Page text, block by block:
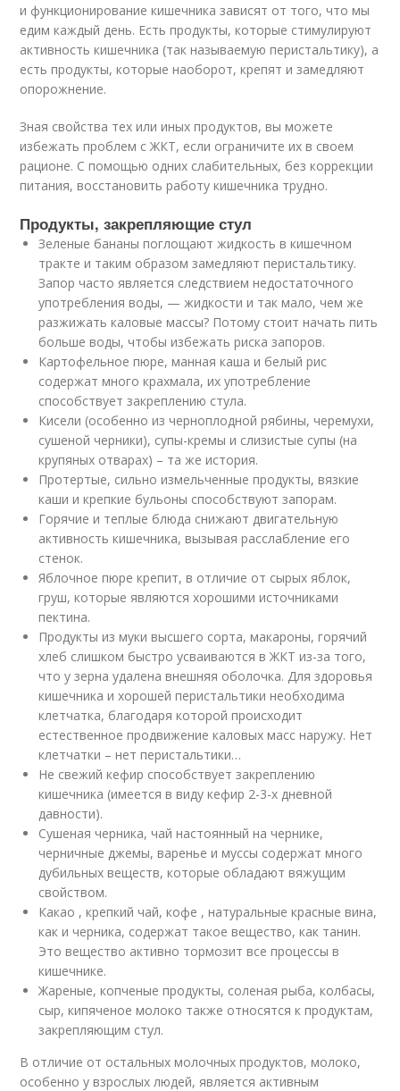
и функционирование кишечника зависят от того, что мы
едим каждый день. Есть продукты, которые стимулируют
активность кишечника (так называемую перистальтику), а
есть продукты, которые наоборот, крепят и замедляют
опорожнение.
Зная свойства тех или иных продуктов, вы можете
избежать проблем с ЖКТ, если ограничите их в своем
рационе. С помощью одних слабительных, без коррекции
питания, восстановить работу кишечника трудно.
Продукты, закрепляющие стул
Зеленые бананы поглощают жидкость в кишечном
тракте и таким образом замедляют перистальтику.
Запор часто является следствием недостаточного
употребления воды, — жидкости и так мало, чем же
разжижать каловые массы? Потому стоит начать пить
больше воды, чтобы избежать риска запоров.
Картофельное пюре, манная каша и белый рис
содержат много крахмала, их употребление
способствует закреплению стула.
Кисели (особенно из черноплодной рябины, черемухи,
сушеной черники), супы-кремы и слизистые супы (на
крупяных отварах) – та же история.
Протертые, сильно измельченные продукты, вязкие
каши и крепкие бульоны способствуют запорам.
Горячие и теплые блюда снижают двигательную
активность кишечника, вызывая расслабление его
стенок.
Яблочное пюре крепит, в отличие от сырых яблок,
груш, которые являются хорошими источниками
пектина.
Продукты из муки высшего сорта, макароны, горячий
хлеб слишком быстро усваиваются в ЖКТ из-за того,
что у зерна удалена внешняя оболочка. Для здоровья
кишечника и хорошей перистальтики необходима
клетчатка, благодаря которой происходит
естественное продвижение каловых масс наружу. Нет
клетчатки – нет перистальтики…
Не свежий кефир способствует закреплению
кишечника (имеется в виду кефир 2-3-х дневной
давности).
Сушеная черника, чай настоянный на чернике,
черничные джемы, варенье и муссы содержат много
дубильных веществ, которые обладают вяжущим
свойством.
Какао , крепкий чай, кофе , натуральные красные вина,
как и черника, содержат такое вещество, как танин.
Это вещество активно тормозит все процессы в
кишечнике.
Жареные, копченые продукты, соленая рыба, колбасы,
сыр, кипяченое молоко также относятся к продуктам,
закрепляющим стул.
В отличие от остальных молочных продуктов, молоко,
особенно у взрослых людей, является активным